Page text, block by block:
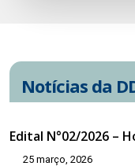
Notícias da
Edital N°02/2026 –
25 março, 2026